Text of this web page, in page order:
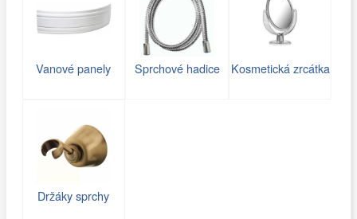
Vanové panely Sprchové hadice Kosmetická zrcátka
Držáky sprchy